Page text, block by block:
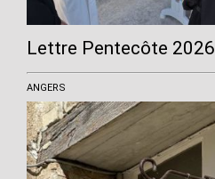
Lettre Pentecôte 2026
ANGERS